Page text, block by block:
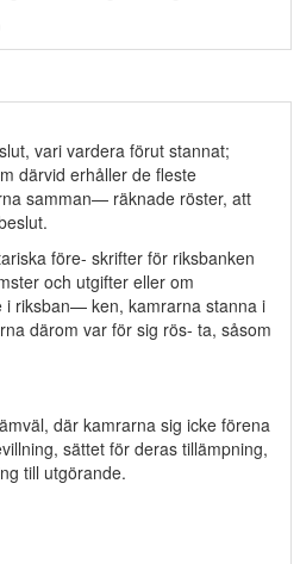
vari vardera förut stannat;
därvid erhåller de fleste
samman— räknade röster, att
före- skrifter för riksbanken
och utgifter eller om
i riksban— ken, kamrarna stanna i
därom var för sig rös- ta, såsom
där kamrarna sig icke förena
sättet för deras tillämpning,
till utgörande.